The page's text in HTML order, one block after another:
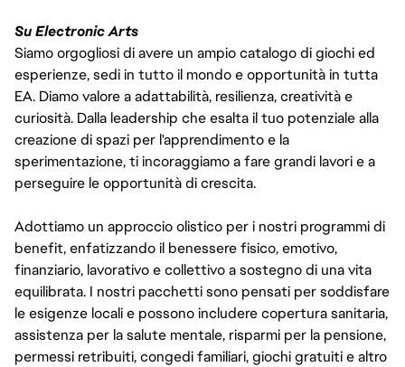
Su Electronic Arts
Siamo orgogliosi di avere un ampio catalogo di giochi ed
esperienze, sedi in tutto il mondo e opportunità in tutta
EA. Diamo valore a adattabilità, resilienza, creatività e
curiosità. Dalla leadership che esalta il tuo potenziale alla
creazione di spazi per l'apprendimento e la
sperimentazione, ti incoraggiamo a fare grandi lavori e a
perseguire le opportunità di crescita.
Adottiamo un approccio olistico per i nostri programmi di
benefit, enfatizzando il benessere fisico, emotivo,
finanziario, lavorativo e collettivo a sostegno di una vita
equilibrata. I nostri pacchetti sono pensati per soddisfare
le esigenze locali e possono includere copertura sanitaria,
assistenza per la salute mentale, risparmi per la pensione,
permessi retribuiti, congedi familiari, giochi gratuiti e altro